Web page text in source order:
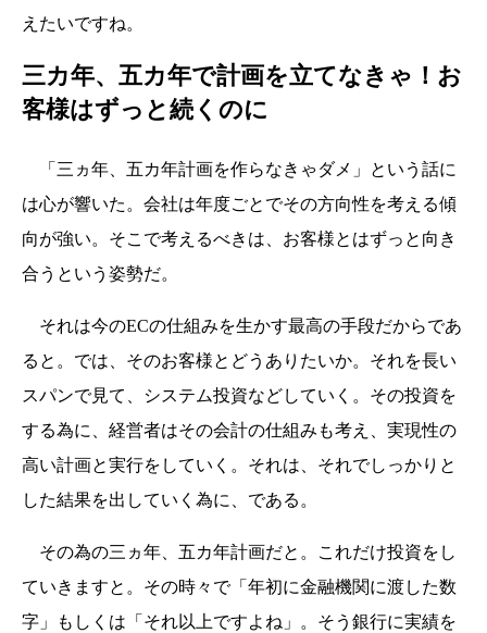
えたいですね。
三カ年、五カ年で計画を立てなきゃ！お
客様はずっと続くのに
「三ヵ年、五カ年計画を作らなきゃダメ」という話に
は心が響いた。会社は年度ごとでその方向性を考える傾
向が強い。そこで考えるべきは、お客様とはずっと向き
合うという姿勢だ。
それは今のECの仕組みを生かす最高の手段だからであ
ると。では、そのお客様とどうありたいか。それを長い
スパンで見て、システム投資などしていく。その投資を
する為に、経営者はその会計の仕組みも考え、実現性の
高い計画と実行をしていく。それは、それでしっかりと
した結果を出していく為に、である。
その為の三ヵ年、五カ年計画だと。これだけ投資をし
ていきますと。その時々で「年初に金融機関に渡した数
字」もしくは「それ以上ですよね」。そう銀行に実績を